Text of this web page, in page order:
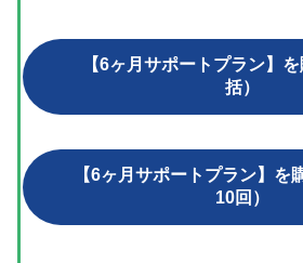
【6ヶ月サポートプラン】
括）
【6ヶ月サポートプラン】を
10回）